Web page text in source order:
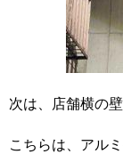
次は、店舗横の
こちらは、アル